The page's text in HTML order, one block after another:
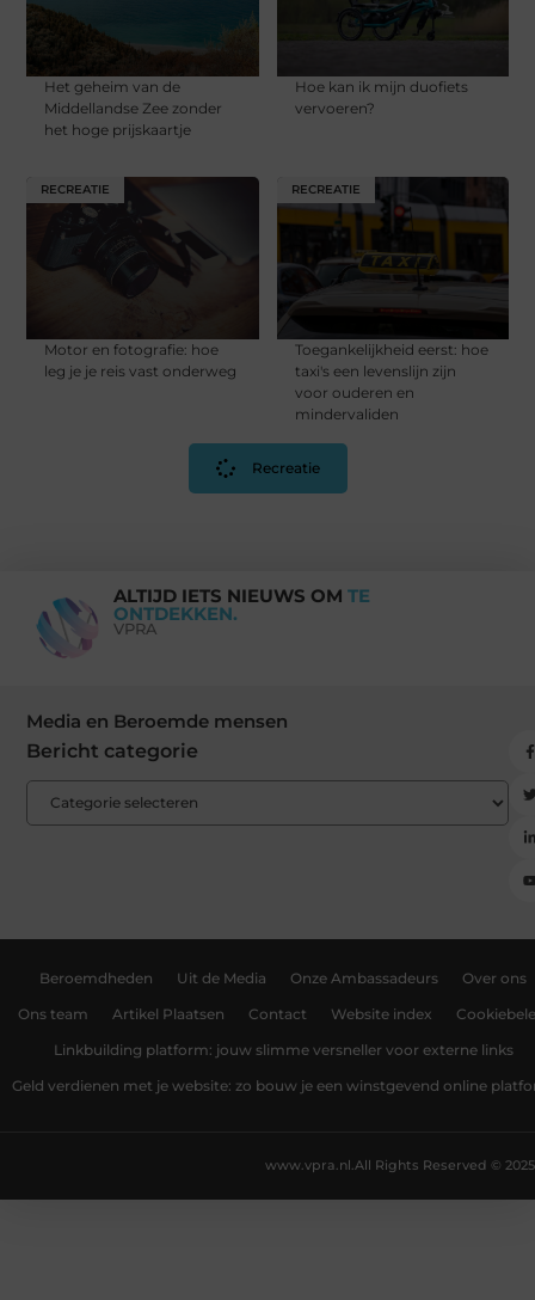
Het geheim van de
Middellandse Zee zonder
het hoge prijskaartje
Hoe kan ik mijn duofiets
vervoeren?
RECREATIE
Motor en fotografie: hoe
leg je je reis vast onderweg
RECREATIE
Toegankelijkheid eerst: hoe
taxi's een levenslijn zijn
voor ouderen en
mindervaliden
Recreatie
ALTIJD IETS NIEUWS OM TE
ONTDEKKEN.
VPRA
Media en Beroemde mensen
Bericht categorie
Beroemdheden Uit de Media Onze Ambassadeurs Over ons
Ons team Artikel Plaatsen Contact Website index
Linkbuilding platform: jouw slimme versneller voor externe links
Geld verdienen met je website: zo bouw je een winstgevend online
All Rights Reserved © 2025
www.vpra.nl.